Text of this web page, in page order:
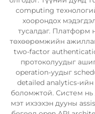
computing
хоорондох
тусалдаг. Платформ
төхөөрөмжийн
two-factor
протоколуудыг
operation-уудыг
detailed analytics-
боломжтой. Систем нь
мэт ихээхэн дууны